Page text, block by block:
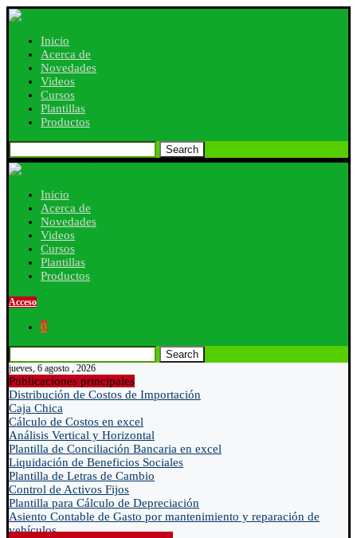
Inicio
Acerca de
Novedades
Videos
Cursos
Plantillas
Productos
Search
Inicio
Acerca de
Novedades
Videos
Cursos
Plantillas
Productos
Acceso
0
Search
jueves, 6 agosto , 2026
Publicaciones principales
Distribución de Costos de Importación
Caja Chica
Cálculo de Costos en excel
Análisis Vertical y Horizontal
Plantilla de Conciliación Bancaria en excel
Liquidación de Beneficios Sociales
Plantilla de Letras de Cambio
Control de Activos Fijos
Plantilla para Cálculo de Depreciación
Asiento Contable de Gasto por mantenimiento y reparación de
vehículos